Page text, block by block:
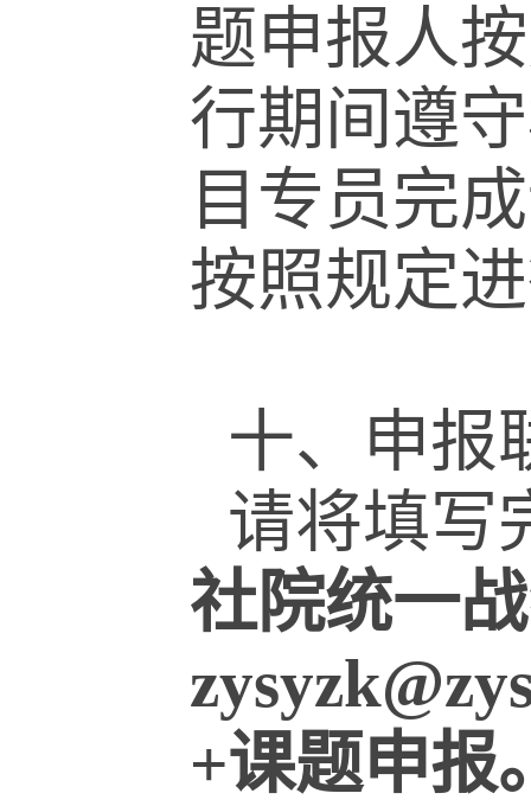
题申报人
行期间遵
目专员完
按照规定
十、申报
请将填写
社院统一
+课题申报